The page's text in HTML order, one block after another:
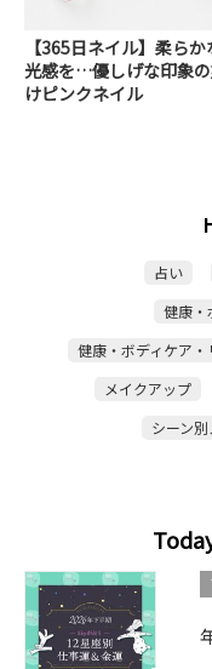
【365日ネイル】柔ら
光感を…優しげな印象
けピンクネイル
占い
健康・
健康・ボディケア
メイクアップ
シーン
1